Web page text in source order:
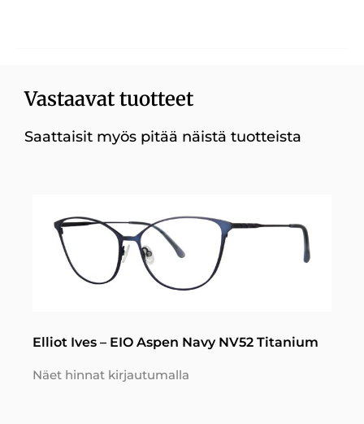
Vastaavat tuotteet
Saattaisit myös pitää näistä tuotteista
Elliot Ives – EIO Aspen Navy NV52 Titanium
Näet hinnat kirjautumalla